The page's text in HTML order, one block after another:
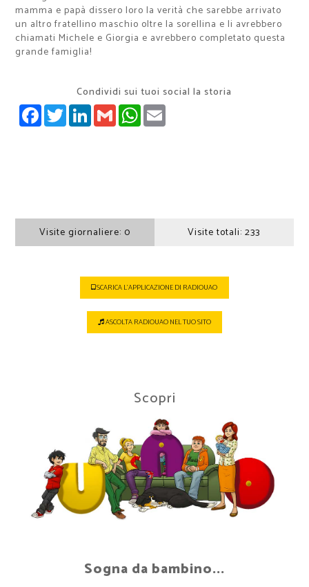
mamma e papà dissero loro la verità che sarebbe arrivato
un altro fratellino maschio oltre la sorellina e li avrebbero
chiamati Michele e Giorgia e avrebbero completato questa
grande famiglia!
Condividi sui tuoi social la storia
FACEBOOK
TWITTERLINKEDIN
GMAILWHATSAPP
Visite giornaliere: 0 Visite totali:233
SCARICA L'APPLICAZIONE DI RADIOUAO
ASCOLTA RADIOUAO NEL TUO SITO
Scopri
Sogna da bambino...